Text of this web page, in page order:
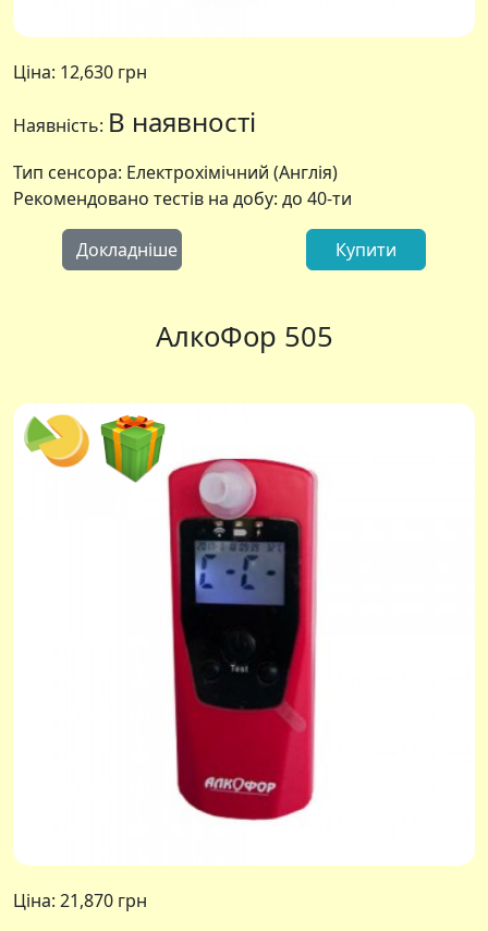
Ціна: 12,630 грн
Наявність: В наявності
Тип сенсора: Електрохімічний (Англія)
Рекомендовано тестів на добу: до 40-ти
Докладніше Купити
АлкоФор 505
Ціна: 21,870 грн